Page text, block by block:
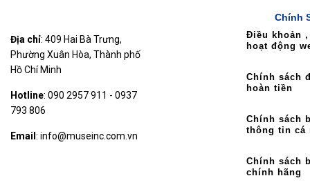
Địa chỉ: 409 Hai Bà Trưng,
Phường Xuân Hòa, Thành phố
Hồ Chí Minh
Hotline: 090 2957 911 - 0937
793 806
Email: info@museinc.com.vn
Chính
Điều khoản
hoạt động
Chính sách
hoàn tiền
Chính sách
thông tin cá
Chính sách
chính hãng